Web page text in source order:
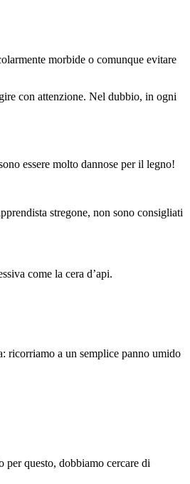
morbide o comunque evitare
con attenzione. Nel dubbio, in ogni
essere molto dannose per il legno!
stregone, non sono consigliati
come la cera d’api.
ricorriamo a un semplice panno umido
per questo, dobbiamo cercare di